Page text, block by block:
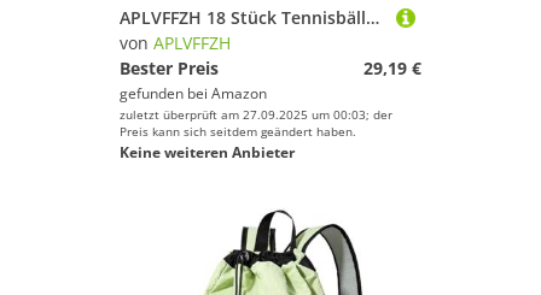
APLVFFZH 18 Stück Tennisbälle Übungsbälle Sportbälle Wettkampfbälle Freizeitbälle Aus Naturkautschuk für Guten Absprung für Den Sport Im Freien, Blau
von APLVFFZH
Bester Preis
29,19 €
gefunden bei Amazon
zuletzt überprüft am 27.09.2025 um 00:03; der
Preis kann sich seitdem geändert haben.
Keine weiteren Anbieter